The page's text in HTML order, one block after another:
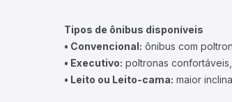
Tipos de ônibus disponíveis
• Convencional: ônibus com
• Executivo: poltronas
• Leito ou Leito-cama: maior